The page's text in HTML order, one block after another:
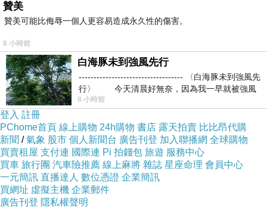
從金雞湖對望霧霾中的蘇州市中心。
我們原來好心的幫那些贊助廠商推算，大概一團人需要購
買多少錢，才夠人家的成本。不願意讓人家虧本，本來就
贊美
贊美可能比侮辱一個人更容易造成永久性的傷害。
8 小時前
白海豚未到強風先行
----------------------------------- 〈白海豚未到強風先
行〉 今天清晨好無奈，因為我一早就被強風
8 小時前
登入 註冊
PChome首頁 線上購物 24h購物 書店 露天拍賣 比比昂代購
新聞 /氣象 股市 個人新聞台 廣告刊登 加入聯播網 全球購物
買賣租屋 支付連 國際連 Pi 拍錢包 旅遊 服務中心
買車 旅行團 汽車險推薦 線上麻將 雜誌 星座命理 會員中心
一元簡訊 直播達人 數位憑證 企業簡訊
買網址 虛擬主機 企業郵件
廣告刊登 隱私權聲明